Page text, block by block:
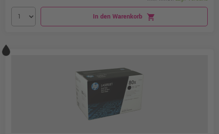
In den Warenkorb shopping_cart